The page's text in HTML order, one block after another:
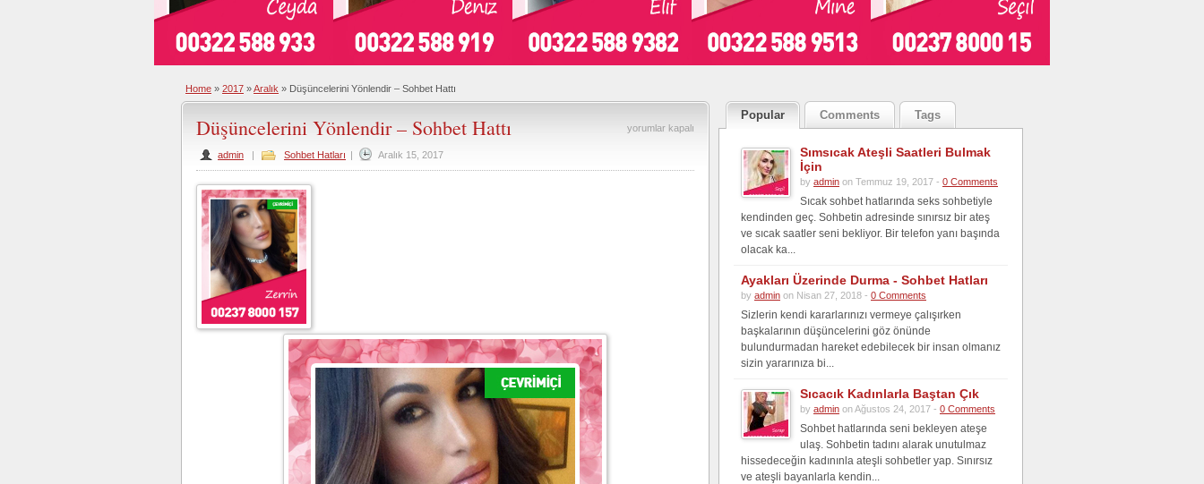
Home » 2017 »Aralık » Düşüncelerini Yönlendir – Sohbet Hattı
Düşüncelerini
–
yorumlar kapalı
Düşüncelerini Yönlendir – Sohbet Hattı
admin | Sohbet Hatları | Aralık 15, 2017
Popular Comments Tags
Sımsıcak Ateşli Saatleri Bulmak
İçin
by admin on Temmuz 19, 2017 - 0 Comments
Sıcak sohbet hatlarında seks sohbetiyle
kendinden geç. Sohbetin adresinde sınırsız bir ateş
ve sıcak saatler seni bekliyor. Bir telefon yanı başında
olacak ka...
Ayakları Üzerinde Durma - Sohbet Hatları
by admin on Nisan 27, 2018 - 0 Comments
Sizlerin kendi kararlarınızı vermeye çalışırken
başkalarının düşüncelerini göz önünde
bulundurmadan hareket edebilecek bir insan olmanız
sizin yararınıza bi...
Sıcacık Kadınlarla Baştan Çık
by admin on Ağustos 24, 2017 - 0 Comments
Sohbet hatlarında seni bekleyen ateşe
ulaş. Sohbetin tadını alarak unutulmaz
hissedeceğin kadınınla ateşli sohbetler yap. Sınırsız
ve ateşli bayanlarla kendin...